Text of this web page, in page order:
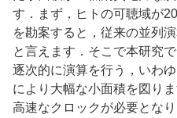
す．まず，ヒトの可聴域が
を勘案すると，従来の並列
と言えます．そこで本研究
逐次的に演算を行う，いわ
により大幅な小面積を図り
高速なクロックが必要とな